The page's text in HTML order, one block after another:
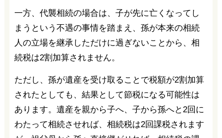
一方、代襲相続の場合は、子が先に亡くなってし
まうという不遇の事情を踏まえ、孫が本来の相続
人の立場を継承しただけに過ぎないことから、相
続税は2割加算されません。
ただし、孫が遺産を受け取ることで税額が2割加算
されたとしても、結果として節税になる可能性は
あります。遺産を親から子へ、子から孫へと2回に
わたって相続させれば、相続税は2回課税されます